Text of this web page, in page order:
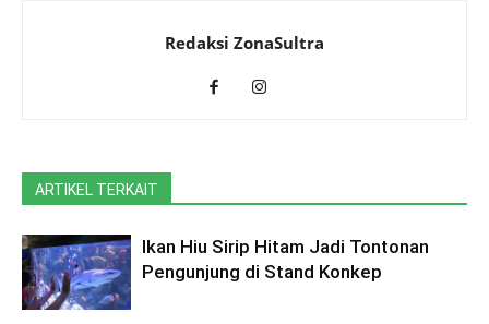
Redaksi ZonaSultra
ARTIKEL TERKAIT
Ikan Hiu Sirip Hitam Jadi Tontonan
Pengunjung di Stand Konkep